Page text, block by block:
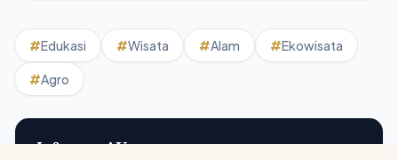
#Edukasi #Wisata #Alam #Ekowisata
#Agro
Informasi Utama